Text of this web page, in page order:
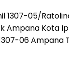
1307-05/
Ampana Kota
06 Ampana